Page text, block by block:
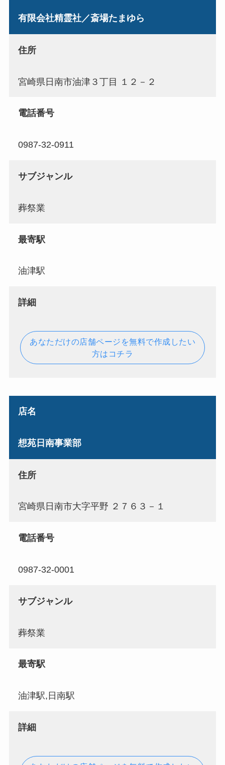
有限会社精霊社／斎場たまゆら
住所
宮崎県日南市油津３丁目 １２－２
電話番号
0987-32-0911
サブジャンル
葬祭業
最寄駅
油津駅
詳細
あなただけの店舗ページを無料で作成したい
方はコチラ
店名
想苑日南事業部
住所
宮崎県日南市大字平野 ２７６３－１
電話番号
0987-32-0001
サブジャンル
葬祭業
最寄駅
油津駅,日南駅
詳細